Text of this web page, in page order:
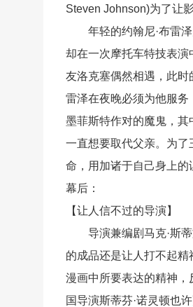
Steven Johnson)为了让
年轻的约翰尼·布雷泽
却在一次摩托车特技表
友洛克塞偶然相遇，此
雷泽在夜晚必须为他服务
墨菲斯特作对的魔鬼，
一直想要取代父亲。为
命，用加诸于自己身上的
幕后：
【让人信不过的导演】
导演兼编剧马克·斯蒂
的成品还是让人打不起
漫画中所要表达的精神
国导演斯蒂芬·诺灵顿也